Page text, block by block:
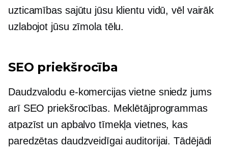
uzticamības sajūtu jūsu klientu vidū, vēl vairāk
uzlabojot jūsu zīmola tēlu.
SEO priekšrocība
Daudzvalodu e-komercijas vietne sniedz jums
arī SEO priekšrocības. Meklētājprogrammas
atpazīst un apbalvo tīmekļa vietnes, kas
paredzētas daudzveidīgai auditorijai. Tādējādi